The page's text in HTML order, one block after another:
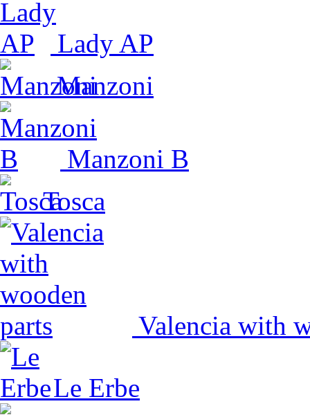
Lady AP
Manzoni
Manzoni B
Tosca
Valencia with
Le Erbe